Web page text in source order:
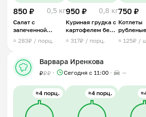
850 ₽ 0,5 кг
Салат с
запеченной
тыквой и свеклой
≈ 283₽ / порц.
950 ₽ 0,8 кг
Куриная грудка с
картофелем беби
с грибным
соусом
≈ 317₽ / порц.
750 ₽
Котлеты
рубленые
куриные
≈ 125₽ /
Варвара Иренкова
₽₽₽ Сегодня с 11:00 —
≈4 порц. ≈4 порц.